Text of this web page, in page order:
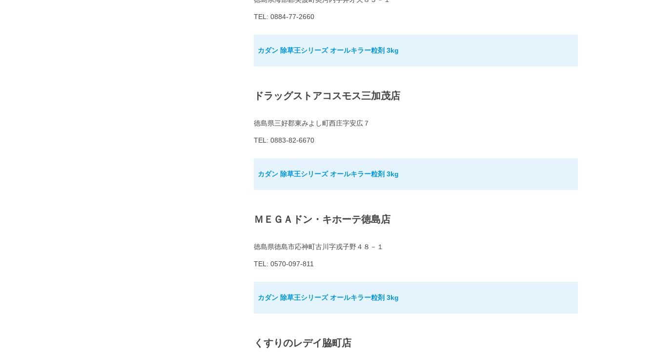
TEL: 0884-77-2660
カダン 除草王シリーズ オールキラー粒剤 3kg
ドラッグストアコスモス三加茂店
徳島県三好郡東みよし町西庄字安広７
TEL: 0883-82-6670
カダン 除草王シリーズ オールキラー粒剤 3kg
ＭＥＧＡドン・キホーテ徳島店
徳島県徳島市応神町古川字戎子野４８－１
TEL: 0570-097-811
カダン 除草王シリーズ オールキラー粒剤 3kg
くすりのレデイ脇町店